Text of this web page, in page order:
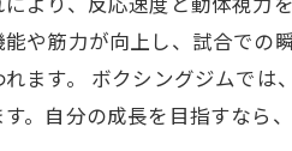
や筋力が向上し、試合で
ます。 ボクシングジムで
。自分の成長を目指すなら